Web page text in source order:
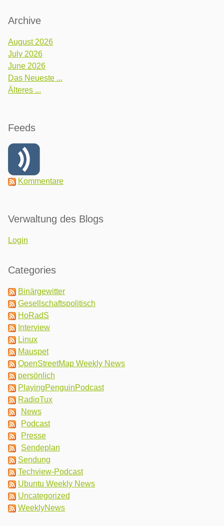
Archive
August 2026
July 2026
June 2026
Das Neueste ...
Älteres ...
Feeds
Kommentare
Verwaltung des Blogs
Login
Categories
Binärgewitter
Gesellschaftspolitisch
HoRadS
Interview
Linux
Mauspet
OpenStreetMap Weekly News
persönlich
PlayingPenguinPodcast
RadioTux
News
Podcast
Presse
Sendeplan
Sendung
Techview-Podcast
Ubuntu Weekly News
Uncategorized
WeeklyNews